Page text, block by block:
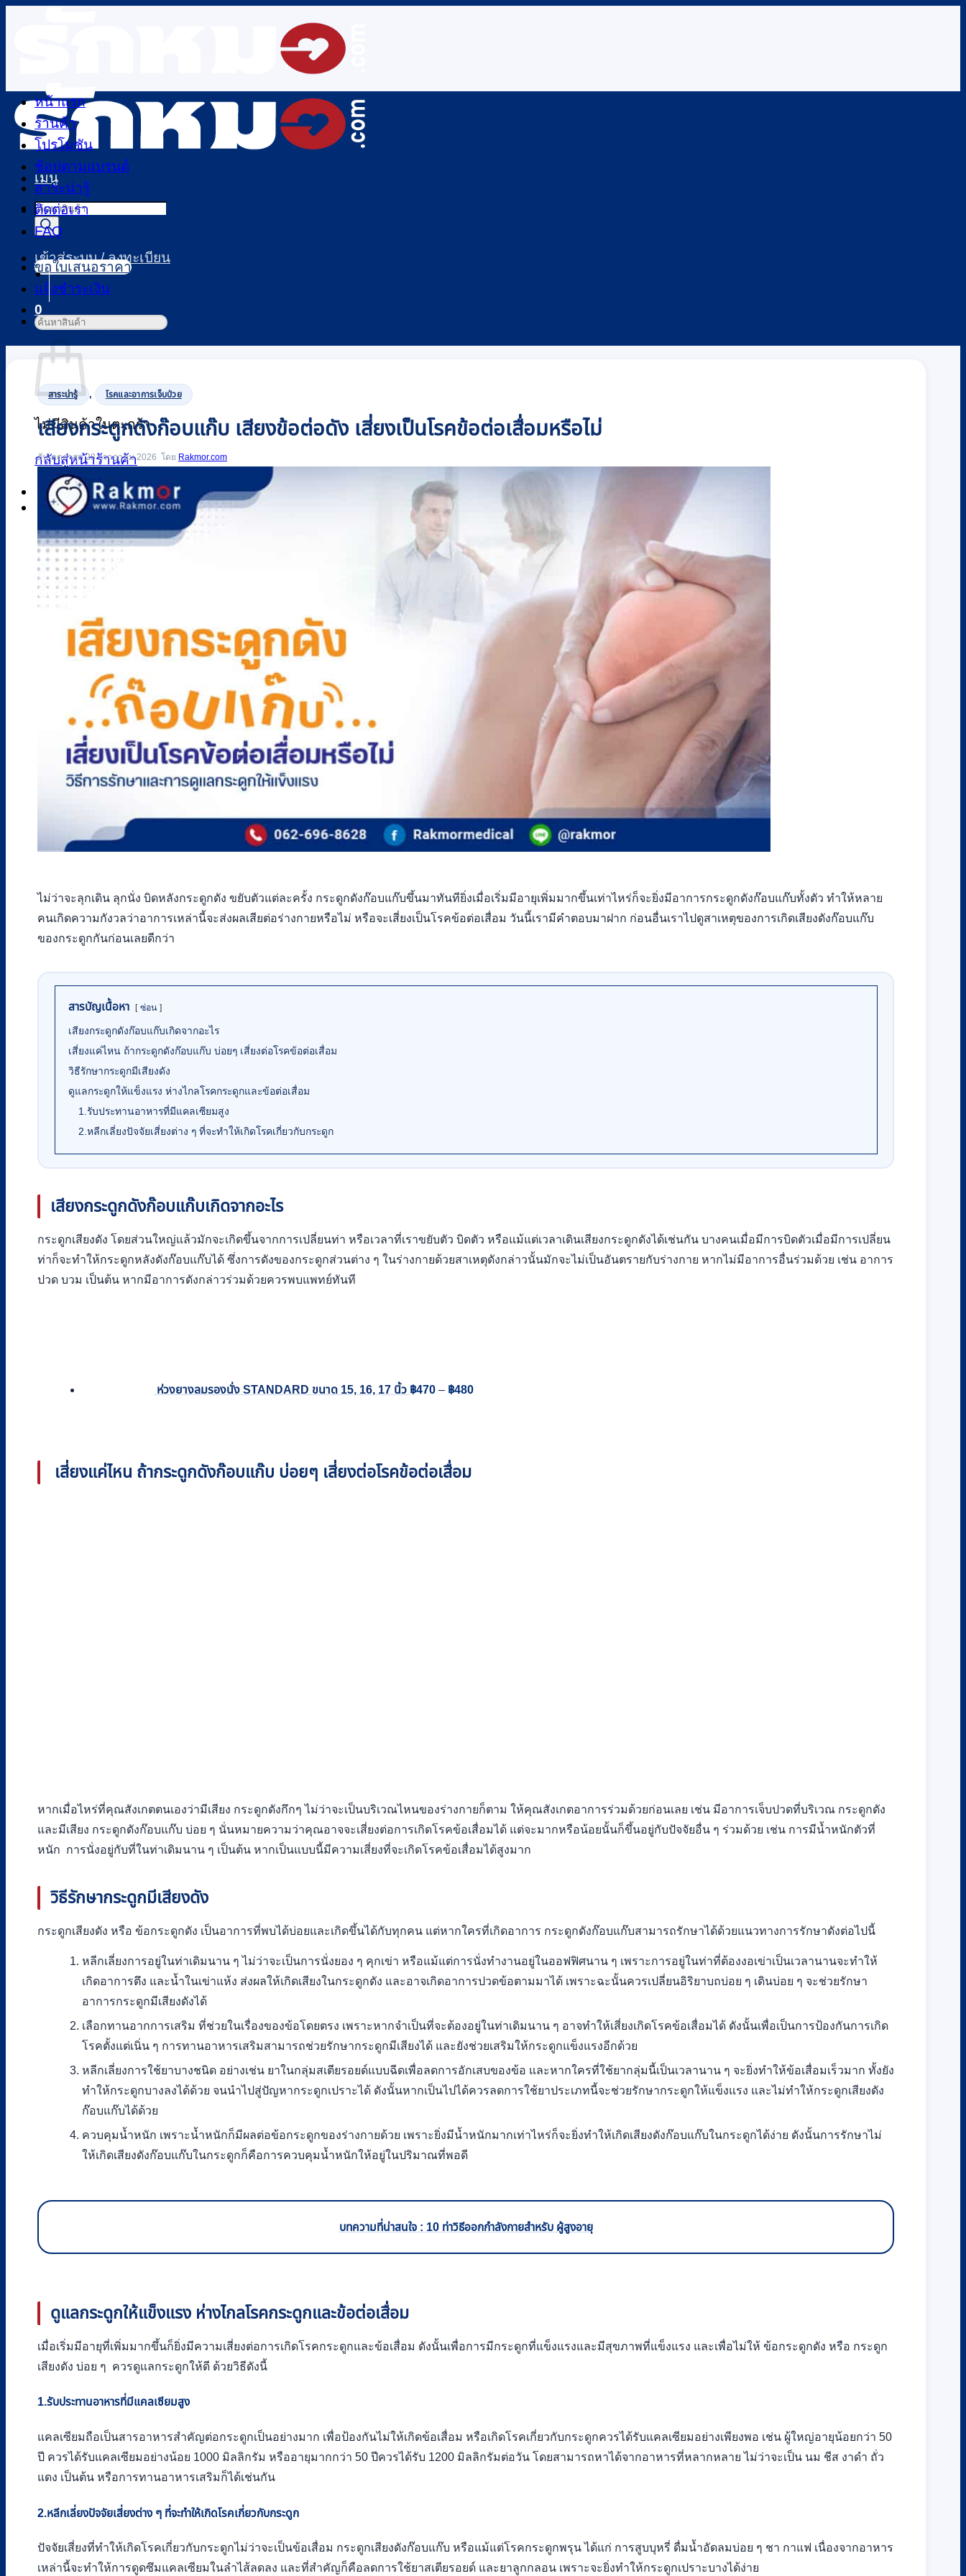
เมนู
Products
search
เข้าสู่ระบบ / ลงทะเบียน
0
ตะกร้าสินค้า
ไม่มีสินค้าในตะกร้า
กลับสู่หน้าร้านค้า
หน้าแรก
ร้านค้า
โปรโมชัน
ช้อปตามแบรนด์
สาระน่ารู้
ติดต่อเรา
FAQ
ขอใบเสนอราคา
แจ้งชำระเงิน
ค้นหา:
สาระน่ารู้ , โรคและอาการเจ็บป่วย
เสียงกระดูกดังก๊อบแก๊บ เสียงข้อต่อดัง เสี่ยงเป็นโรคข้อต่อเสื่อมหรือไม่
อัปเดตล่าสุด 28 กรกฎาคม 2026 Rakmor.com
ไม่ว่าจะลุกเดิน ลุกนั่ง บิดหลังกระดูกดัง ขยับตัวแต่ละครั้ง กระดูกดังก๊อบแก๊บขึ้นมาทันทียิ่งเมื่อเริ่มมีอายุเพิ่มมากขึ้นเท่าไหร่ก็จะยิ่งมีอาการกระดูกดังก๊อบแก๊บทั้งตัว ทำให้หลาย
คนเกิดความกังวลว่าอาการเหล่านี้จะส่งผลเสียต่อร่างกายหรือไม่ หรือจะเสี่ยงเป็นโรคข้อต่อเสื่อม วันนี้เรามีคำตอบมาฝาก ก่อนอื่นเราไปดูสาเหตุของการเกิดเสียงดังก๊อบแก๊บ
ของกระดูกกันก่อนเลยดีกว่า
สารบัญเนื้อหา ซ่อน
เสียงกระดูกดังก๊อบแก๊บเกิดจากอะไร
เสี่ยงแค่ไหน ถ้ากระดูกดังก๊อบแก๊บ บ่อยๆ เสี่ยงต่อโรคข้อต่อเสื่อม
วิธีรักษากระดูกมีเสียงดัง
ดูแลกระดูกให้แข็งแรง ห่างไกลโรคกระดูกและข้อต่อเสื่อม
1.รับประทานอาหารที่มีแคลเซียมสูง
2.หลีกเลี่ยงปัจจัยเสี่ยงต่าง ๆ ที่จะทำให้เกิดโรคเกี่ยวกับกระดูก
เสียงกระดูกดังก๊อบแก๊บเกิดจากอะไร
กระดูกเสียงดัง โดยส่วนใหญ่แล้วมักจะเกิดขึ้นจากการเปลี่ยนท่า หรือเวลาที่เราขยับตัว บิดตัว หรือแม้แต่เวลาเดินเสียงกระดูกดังได้เช่นกัน บางคนเมื่อมีการบิดตัวเมื่อมีการเปลี่ยน
ท่าก็จะทำให้กระดูกหลังดังก๊อบแก๊บได้ ซึ่งการดังของกระดูกส่วนต่าง ๆ ในร่างกายด้วยสาเหตุดังกล่าวนั้นมักจะไม่เป็นอันตรายกับร่างกาย หากไม่มีอาการอื่นร่วมด้วย เช่น อาการ
ปวด บวม เป็นต้น หากมีอาการดังกล่าวร่วมด้วยควรพบแพทย์ทันที
ห่วงยางลมรองนั่ง STANDARD ขนาด 15, 16, 17 นิ้ว ฿470 – ฿480through
เสี่ยงแค่ไหน ถ้ากระดูกดังก๊อบแก๊บ บ่อยๆ เสี่ยงต่อโรคข้อต่อเสื่อม
หากเมื่อไหร่ที่คุณสังเกตตนเองว่ามีเสียง กระดูกดังกึกๆ ไม่ว่าจะเป็นบริเวณไหนของร่างกายก็ตาม ให้คุณสังเกตอาการร่วมด้วยก่อนเลย เช่น มีอาการเจ็บปวดที่บริเวณ กระดูกดัง
และมีเสียง กระดูกดังก๊อบแก๊บ บ่อย ๆ นั่นหมายความว่าคุณอาจจะเสี่ยงต่อการเกิดโรคข้อเสื่อมได้ แต่จะมากหรือน้อยนั้นก็ขึ้นอยู่กับปัจจัยอื่น ๆ ร่วมด้วย เช่น การมีน้ำหนักตัวที่
หนัก การนั่งอยู่กับที่ในท่าเดิมนาน ๆ เป็นต้น หากเป็นแบบนี้มีความเสี่ยงที่จะเกิดโรคข้อเสื่อมได้สูงมาก
วิธีรักษากระดูกมีเสียงดัง
กระดูกเสียงดัง หรือ ข้อกระดูกดัง เป็นอาการที่พบได้บ่อยและเกิดขึ้นได้กับทุกคน แต่หากใครที่เกิดอาการ กระดูกดังก๊อบแก๊บสามารถรักษาได้ด้วยแนวทางการรักษาดังต่อไปนี้
หลีกเลี่ยงการอยู่ในท่าเดิมนาน ๆ ไม่ว่าจะเป็นการนั่งยอง ๆ คุกเข่า หรือแม้แต่การนั่งทำงานอยู่ในออฟฟิศนาน ๆ เพราะการอยู่ในท่าที่ต้องงอเข่าเป็นเวลานานจะทำให้
เกิดอาการตึง และน้ำในเข่าแห้ง ส่งผลให้เกิดเสียงในกระดูกดัง และอาจเกิดอาการปวดข้อตามมาได้ เพราะฉะนั้นควรเปลี่ยนอิริยาบถบ่อย ๆ เดินบ่อย ๆ จะช่วยรักษา
อาการกระดูกมีเสียงดังได้
เลือกทานอากการเสริม ที่ช่วยในเรื่องของข้อโดยตรง เพราะหากจำเป็นที่จะต้องอยู่ในท่าเดิมนาน ๆ อาจทำให้เสี่ยงเกิดโรคข้อเสื่อมได้ ดังนั้นเพื่อเป็นการป้องกันการเกิด
โรคตั้งแต่เนิ่น ๆ การทานอาหารเสริมสามารถช่วยรักษากระดูกมีเสียงได้ และยังช่วยเสริมให้กระดูกแข็งแรงอีกด้วย
หลีกเลี่ยงการใช้ยาบางชนิด อย่างเช่น ยาในกลุ่มสเตียรอยด์แบบฉีดเพื่อลดการอักเสบของข้อ และหากใครที่ใช้ยากลุ่มนี้เป็นเวลานาน ๆ จะยิ่งทำให้ข้อเสื่อมเร็วมาก ทั้งยัง
ทำให้กระดูกบางลงได้ด้วย จนนำไปสู่ปัญหากระดูกเปราะได้ ดังนั้นหากเป็นไปได้ควรลดการใช้ยาประเภทนี้จะช่วยรักษากระดูกให้แข็งแรง และไม่ทำให้กระดูกเสียงดัง
ก๊อบแก๊บได้ด้วย
ควบคุมน้ำหนัก เพราะน้ำหนักก็มีผลต่อข้อกระดูกของร่างกายด้วย เพราะยิ่งมีน้ำหนักมากเท่าไหร่ก็จะยิ่งทำให้เกิดเสียงดังก๊อบแก๊บในกระดูกได้ง่าย ดังนั้นการรักษาไม่
ให้เกิดเสียงดังก๊อบแก๊บในกระดูกก็คือการควบคุมน้ำหนักให้อยู่ในปริมาณที่พอดี
บทความที่น่าสนใจ : 10 ท่าวิธีออกกำลังกายสำหรับ ผู้สูงอายุ
ดูแลกระดูกให้แข็งแรง ห่างไกลโรคกระดูกและข้อต่อเสื่อม
เมื่อเริ่มมีอายุที่เพิ่มมากขึ้นก็ยิ่งมีความเสี่ยงต่อการเกิดโรคกระดูกและข้อเสื่อม ดังนั้นเพื่อการมีกระดูกที่แข็งแรงและมีสุขภาพที่แข็งแรง และเพื่อไม่ให้ ข้อกระดูกดัง หรือ กระดูก
เสียงดัง บ่อย ๆ ควรดูแลกระดูกให้ดี ด้วยวิธีดังนี้
1.รับประทานอาหารที่มีแคลเซียมสูง
แคลเซียมถือเป็นสารอาหารสำคัญต่อกระดูกเป็นอย่างมาก เพื่อป้องกันไม่ให้เกิดข้อเสื่อม หรือเกิดโรคเกี่ยวกับกระดูกควรได้รับแคลเซียมอย่างเพียงพอ เช่น ผู้ใหญ่อายุน้อยกว่า 50
ปี ควรได้รับแคลเซียมอย่างน้อย 1000 มิลลิกรัม หรืออายุมากกว่า 50 ปีควรได้รับ 1200 มิลลิกรัมต่อวัน โดยสามารถหาได้จากอาหารที่หลากหลาย ไม่ว่าจะเป็น นม ชีส งาดำ ถั่ว
แดง เป็นต้น หรือการทานอาหารเสริมก็ได้เช่นกัน
2.หลีกเลี่ยงปัจจัยเสี่ยงต่าง ๆ ที่จะทำให้เกิดโรคเกี่ยวกับกระดูก
ปัจจัยเสี่ยงที่ทำให้เกิดโรคเกี่ยวกับกระดูกไม่ว่าจะเป็นข้อเสื่อม กระดูกเสียงดังก๊อบแก๊บ หรือแม้แต่โรคกระดูกพรุน ได้แก่ การสูบบุหรี่ ดื่มน้ำอัดลมบ่อย ๆ ชา กาแฟ เนื่องจากอาหาร
เหล่านี้จะทำให้การดูดซึมแคลเซียมในลำไส้ลดลง และที่สำคัญก็คือลดการใช้ยาสเตียรอยด์ และยาลูกกลอน เพราะจะยิ่งทำให้กระดูกเปราะบางได้ง่าย